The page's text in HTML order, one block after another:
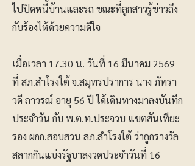
ไปปิดหนี้บ้านและรถ ขณะที่ลูกสาวรู้ข่าวถึง
กับร้องไห้ด้วยความดีใจ
เมื่อเวลา 17.30 น. วันที่ 16 มีนาคม 2569
ที่ สภ.สำโรงใต้ จ.สมุทรปราการ นาง ภัทรา
วดี ถาวรณ์ อายุ 56 ปี ได้เดินทางมาลงบันทึก
ประจำวัน กับ พ.ต.ท.ประจวบ แขตสันเทียะ
รอง ผกก.สอบสวน สภ.สำโรงใต้ ว่าถูกรางวัล
สลากกินแบ่งรัฐบาลงวดประจำวันที่ 16